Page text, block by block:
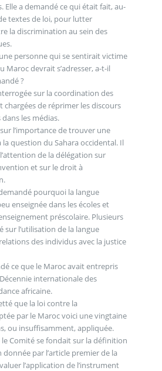
Elle a demandé ce qui était fait, au-
textes de loi, pour lutter
la discrimination au sein des
personne qui se sentirait victime
Maroc devrait s’adresser, a-t-il
?
sur la coordination des
chargées de réprimer les discours
les médias.
l’importance de trouver une
question du Sahara occidental. Il
de la délégation sur
et sur le droit à
pourquoi la langue
enseignée dans les écoles et
préscolaire. Plusieurs
l’utilisation de la langue
des individus avec la justice
ce que le Maroc avait entrepris
internationale des
africaine.
que la loi contre la
par le Maroc voici une vingtaine
ou insuffisamment, appliquée.
Comité se fondait sur la définition
par l’article premier de la
l’application de l’instrument